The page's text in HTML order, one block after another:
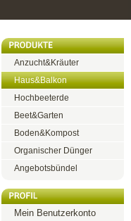
Anzucht&Kräuter
Haus&Balkon
Hochbeeterde
Beet&Garten
Boden&Kompost
Organischer Dünger
Angebotsbündel
Mein Benutzerkonto